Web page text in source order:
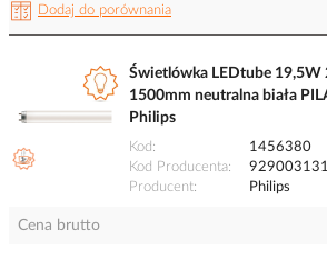
Dodaj do porównania
Świetlówka LEDtube 19,5W
1500mm neutralna biała
Philips
Kod
1456380
Kod Producenta
Producent
Philips
Cena brutto